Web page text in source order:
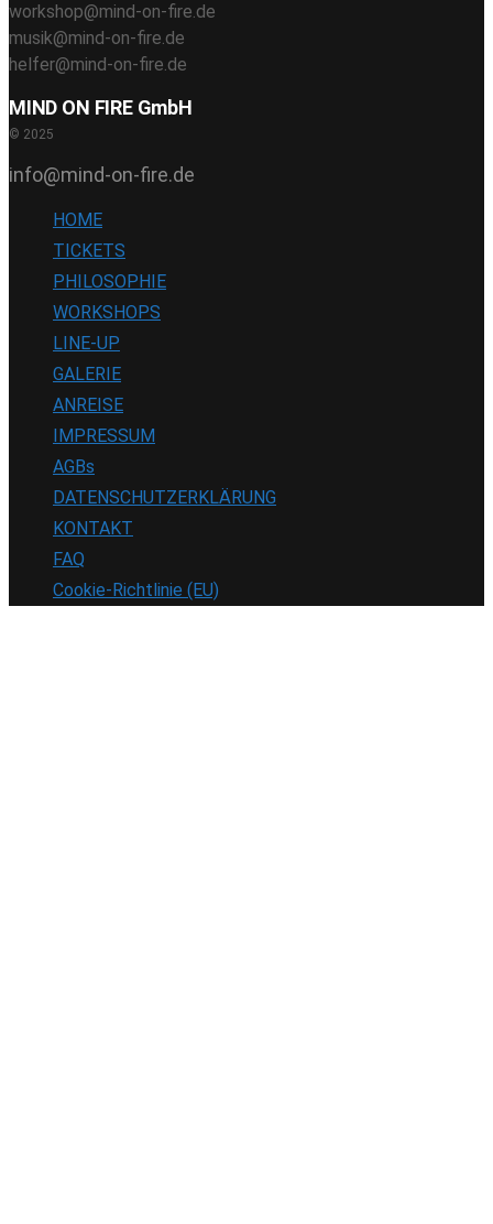
workshop@mind-on-fire.de
musik@mind-on-fire.de
helfer@mind-on-fire.de
MIND ON FIRE GmbH
© 2025
info@mind-on-fire.de
HOME
TICKETS
PHILOSOPHIE
WORKSHOPS
LINE-UP
GALERIE
ANREISE
IMPRESSUM
AGBs
DATENSCHUTZERKLÄRUNG
KONTAKT
FAQ
Cookie-Richtlinie (EU)